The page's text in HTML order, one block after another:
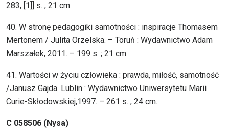
283, [1]] s. ; 21 cm
40. W stronę pedagogiki samotności : inspiracje Thomasem
Mertonem / Julita Orzelska. – Toruń : Wydawnictwo Adam
Marszałek, 2011. – 199 s. ; 21 cm
41. Wartości w życiu człowieka : prawda, miłość, samotność
/Janusz Gajda. Lublin : Wydawnictwo Uniwersytetu Marii
Curie-Skłodowskiej,1997. – 261 s. ; 24 cm.
C 058506 (Nysa)